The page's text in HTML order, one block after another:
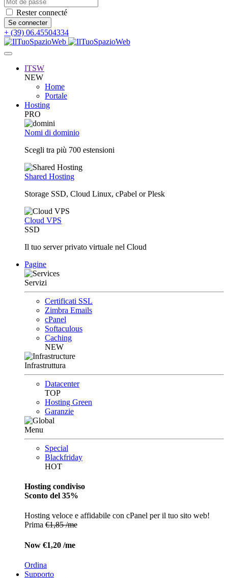
Rester connecté
+ (39) 06.45504334
ITSW
NEW
Home
Portale
Hosting
PRO
Nomi di dominio
Scegli tra più 700 estensioni
Shared Hosting
Storage SSD, Cloud Linux, cPabel or Plesk
Cloud VPS
SSD
Il tuo server privato virtuale nel Cloud
Pagine
Servizi
Certificati SSL
Zimbra Emails
cPanel
Softaculous
Caching
NEW
Infrastruttura
Datacenter
TOP
Hosting Green
Garanzie
Menu
Special
Blackfriday
HOT
Hosting condiviso
Sconto del 35%
Hosting veloce e affidabile con cPanel per il tuo sito web!
Prima €1,85 /me
Now €1,20 /me
Ordina
Supporto